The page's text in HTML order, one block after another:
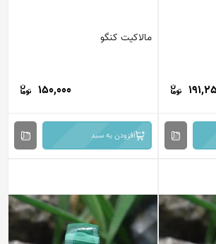
مالاکیت کنگو
150,000
افزودن به سبد